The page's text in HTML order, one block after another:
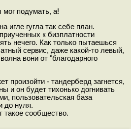
мог подумать, а!
игле гугла так себе план.
к бизплатности
нечего. Как только пытаешься
сервис, даже какой-то левый,
вони от "благодарного
произойти - тандерберд загнется,
и он будет тихонько догнивать
пользовательская база
до нуля.
такое сообщество.